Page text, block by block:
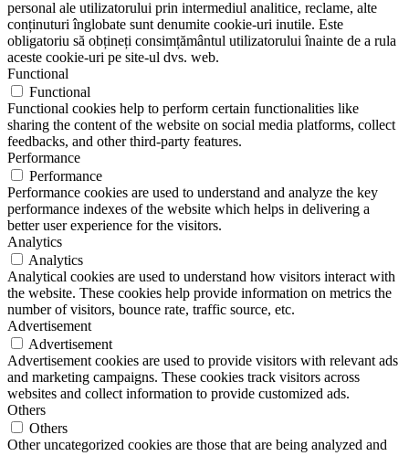
personal ale utilizatorului prin intermediul analitice, reclame, alte
conținuturi înglobate sunt denumite cookie-uri inutile. Este
obligatoriu să obțineți consimțământul utilizatorului înainte de a rula
aceste cookie-uri pe site-ul dvs. web.
Functional
Functional
Functional cookies help to perform certain functionalities like
sharing the content of the website on social media platforms, collect
feedbacks, and other third-party features.
Performance
Performance
Performance cookies are used to understand and analyze the key
performance indexes of the website which helps in delivering a
better user experience for the visitors.
Analytics
Analytics
Analytical cookies are used to understand how visitors interact with
the website. These cookies help provide information on metrics the
number of visitors, bounce rate, traffic source, etc.
Advertisement
Advertisement
Advertisement cookies are used to provide visitors with relevant ads
and marketing campaigns. These cookies track visitors across
websites and collect information to provide customized ads.
Others
Others
Other uncategorized cookies are those that are being analyzed and